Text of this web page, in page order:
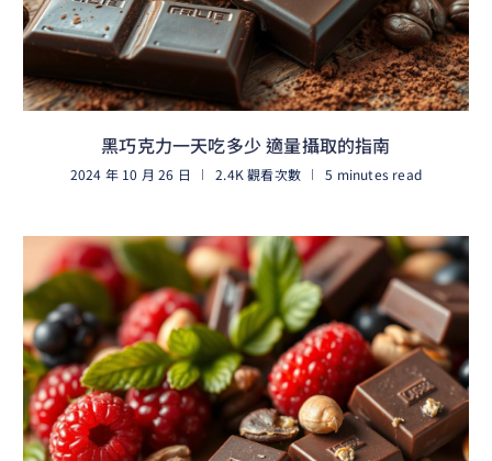
黑巧克力一天吃多少 適量攝取的指南
2024 年 10 月 26 日 2.4K 觀看次數
5 minutes read